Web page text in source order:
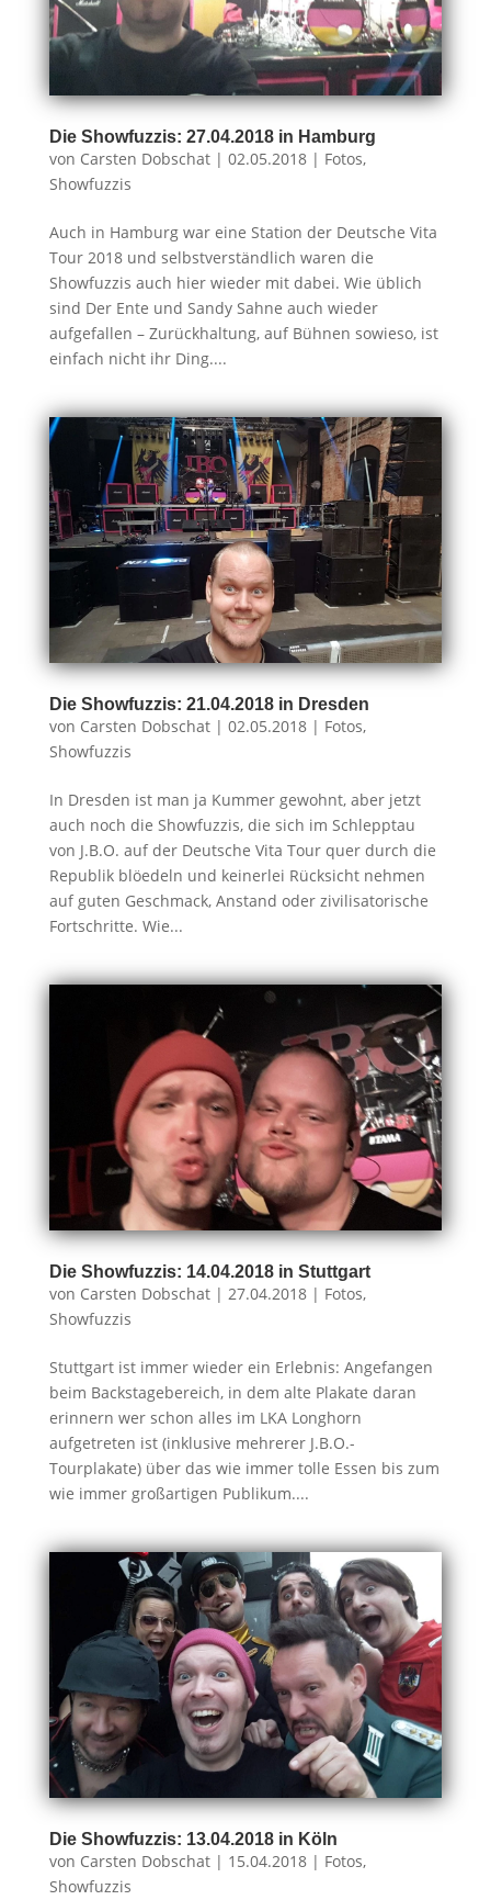
Die Showfuzzis: 27.04.2018 in Hamburg
von Carsten Dobschat| 02.05.2018| Fotos,
Showfuzzis
Auch in Hamburg war eine Station der Deutsche Vita
Tour 2018 und selbstverständlich waren die
Showfuzzis auch hier wieder mit dabei. Wie üblich
sind Der Ente und Sandy Sahne auch wieder
aufgefallen – Zurückhaltung, auf Bühnen sowieso, ist
einfach nicht ihr Ding....
Die Showfuzzis: 21.04.2018 in Dresden
von Carsten Dobschat| 02.05.2018| Fotos,
Showfuzzis
In Dresden ist man ja Kummer gewohnt, aber jetzt
auch noch die Showfuzzis, die sich im Schlepptau
von J.B.O. auf der Deutsche Vita Tour quer durch die
Republik blöedeln und keinerlei Rücksicht nehmen
auf guten Geschmack, Anstand oder zivilisatorische
Fortschritte. Wie...
Die Showfuzzis: 14.04.2018 in Stuttgart
von Carsten Dobschat| 27.04.2018| Fotos,
Showfuzzis
Stuttgart ist immer wieder ein Erlebnis: Angefangen
beim Backstagebereich, in dem alte Plakate daran
erinnern wer schon alles im LKA Longhorn
aufgetreten ist (inklusive mehrerer J.B.O.-
Tourplakate) über das wie immer tolle Essen bis zum
wie immer großartigen Publikum....
Die Showfuzzis: 13.04.2018 in Köln
von Carsten Dobschat| 15.04.2018| Fotos,
Showfuzzis